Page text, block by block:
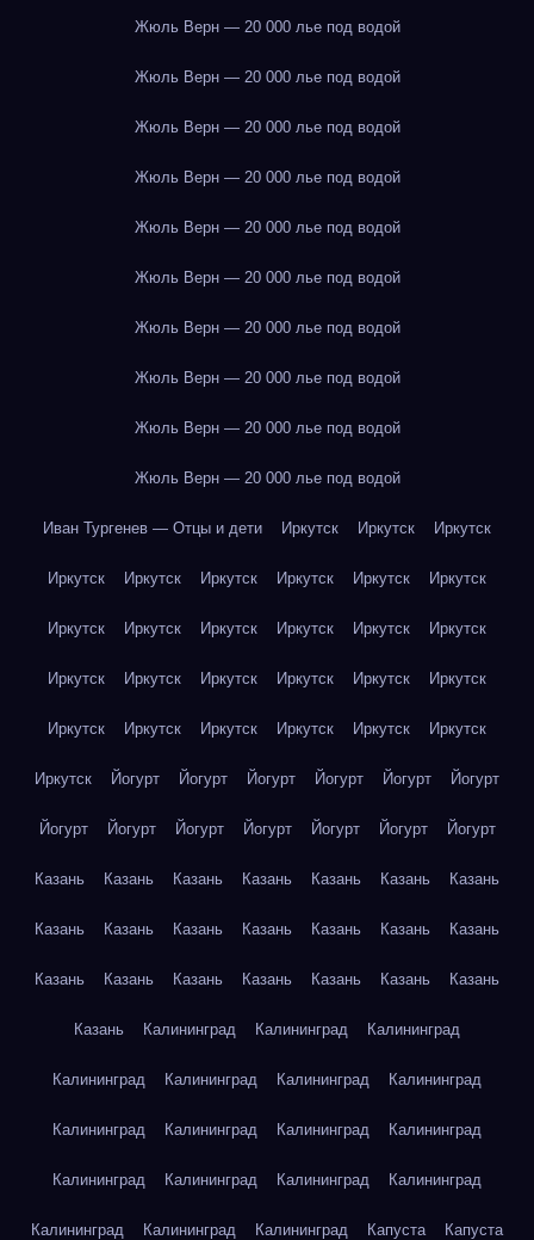
Жюль Верн — 20 000 лье под водой
Жюль Верн — 20 000 лье под водой
Жюль Верн — 20 000 лье под водой
Жюль Верн — 20 000 лье под водой
Жюль Верн — 20 000 лье под водой
Жюль Верн — 20 000 лье под водой
Жюль Верн — 20 000 лье под водой
Жюль Верн — 20 000 лье под водой
Жюль Верн — 20 000 лье под водой
Жюль Верн — 20 000 лье под водой
Иван Тургенев — Отцы и дети Иркутск Иркутск Иркутск
Иркутск Иркутск Иркутск Иркутск Иркутск Иркутск
Иркутск Иркутск Иркутск Иркутск Иркутск Иркутск
Иркутск Иркутск Иркутск Иркутск Иркутск Иркутск
Иркутск Иркутск Иркутск Иркутск Иркутск Иркутск
Иркутск Йогурт Йогурт Йогурт Йогурт Йогурт Йогурт
Йогурт Йогурт Йогурт Йогурт Йогурт Йогурт Йогурт
Казань Казань Казань Казань Казань Казань Казань
Казань Казань Казань Казань Казань Казань Казань
Казань Казань Казань Казань Казань Казань Казань
Казань Калининград Калининград Калининград
Калининград Калининград Калининград Калининград
Калининград Калининград Калининград Калининград
Калининград Калининград Калининград Калининград
Калининград Калининград Калининград Капуста Капуста